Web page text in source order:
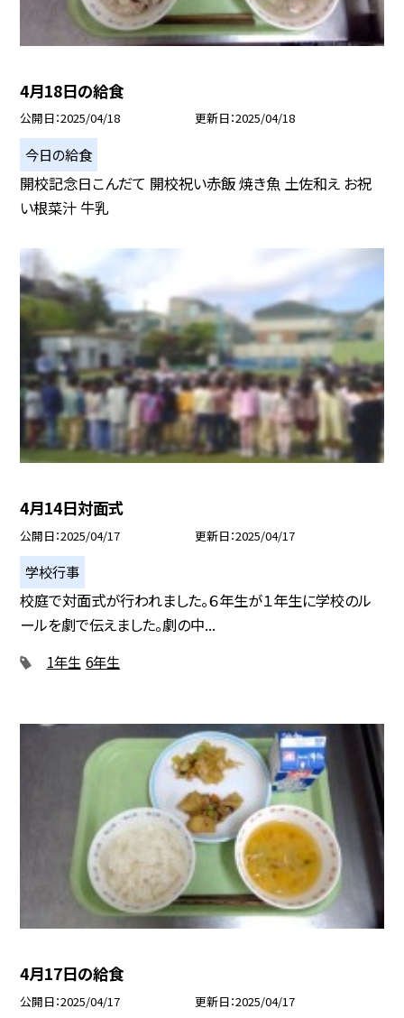
4月18日の給食
公開日 2025/04/18 更新日 2025/04/18
今日の給食
開校記念日こんだて 開校祝い赤飯 焼き魚 土佐和え お祝
い根菜汁 牛乳
4月14日対面式
公開日 2025/04/17 更新日 2025/04/17
学校行事
校庭で対面式が行われました。６年生が１年生に学校のル
ールを劇で伝えました。劇の中...
1年生 6年生
4月17日の給食
公開日 2025/04/17 更新日 2025/04/17